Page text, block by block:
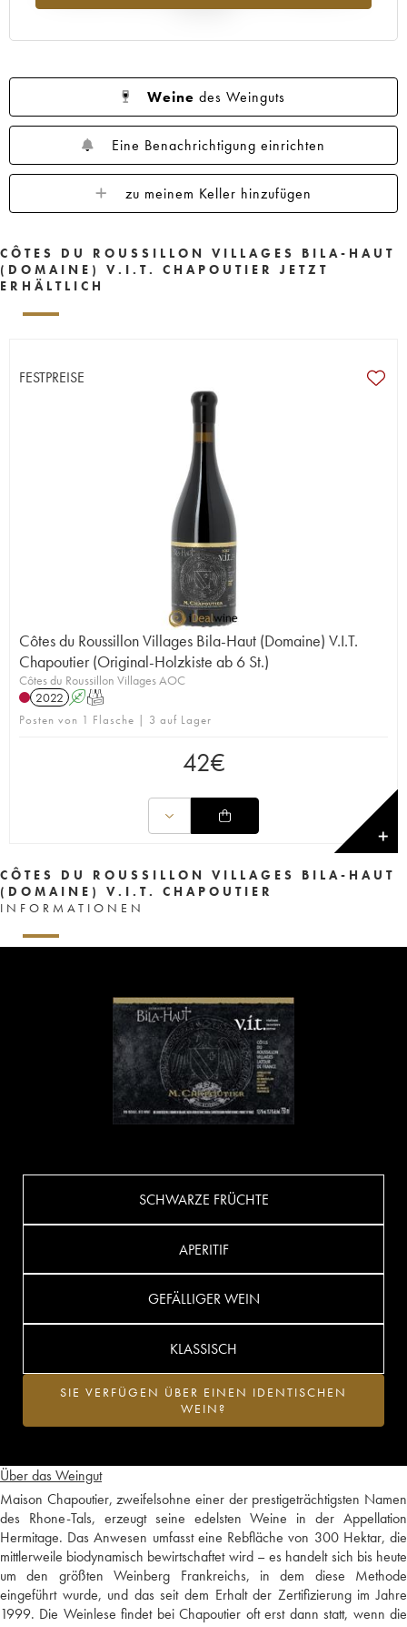
Weine des Weinguts
Eine Benachrichtigung einrichten
zu meinem Keller hinzufügen
CÔTES DU ROUSSILLON VILLAGES BILA-HAUT
(DOMAINE) V.I.T. CHAPOUTIER JETZT
ERHÄLTLICH
FESTPREISE
Côtes du Roussillon Villages Bila-Haut (Domaine) V.I.T.
Chapoutier (Original-Holzkiste ab 6 St.)
Côtes du Roussillon Villages AOC
2022 AT
Posten von 1 Flasche | 3 auf Lager
42€
✕
CÔTES DU ROUSSILLON VILLAGES BILA-HAUT
(DOMAINE) V.I.T. CHAPOUTIER
INFORMATIONEN
Über das Weingut
Maison Chapoutier, zweifelsohne einer der prestigeträchtigsten Namen
des Rhone-Tals, erzeugt seine edelsten Weine in der Appellation
Hermitage. Das Anwesen umfasst eine Rebfläche von 300 Hektar, die
mittlerweile biodynamisch bewirtschaftet wird – es handelt sich bis heute
um den größten Weinberg Frankreichs, in dem diese Methode
eingeführt wurde, und das seit dem Erhalt der Zertifizierung im Jahre
1999. Die Weinlese findet bei Chapoutier oft erst dann statt, wenn die
SCHWARZE FRÜCHTE
APERITIF
GEFÄLLIGER WEIN
KLASSISCH
SIE VERFÜGEN ÜBER EINEN IDENTISCHEN
WEIN?